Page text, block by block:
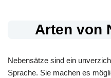
Arten von
Nebensätze sind ein
Sprache. Sie machen es